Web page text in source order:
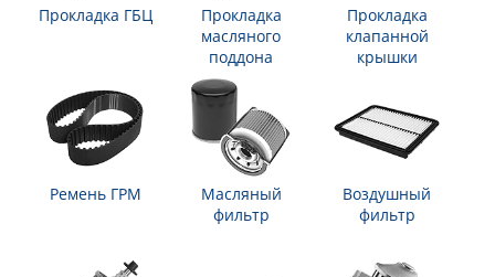
Прокладка ГБЦ
Прокладка
масляного
поддона
Прокладка
клапанной
крышки
Ремень ГРМ
Масляный
фильтр
Воздушный
фильтр